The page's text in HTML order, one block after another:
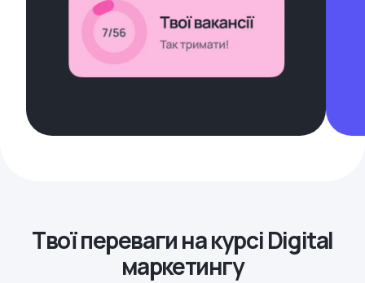
Твої переваги на курсі Digital
маркетингу